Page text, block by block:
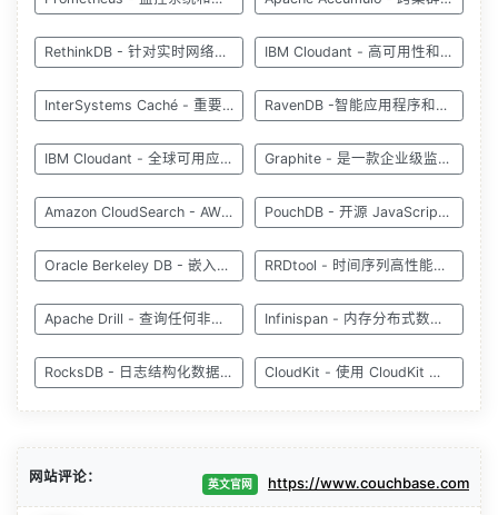
RethinkDB - 针对实时网络的开源数据库 IBM Cloudant - 高可用性和自动故障转移
InterSystems Caché - 重要应用程序的数据库 RavenDB -智能应用程序和智能查询
IBM Cloudant - 全球可用应用程序的数据层 Graphite - 是一款企业级监控工具
Amazon CloudSearch - AWS 云中托管的服务 PouchDB - 开源 JavaScript 数据库
Oracle Berkeley DB - 嵌入式键值数据库 RRDtool - 时间序列高性能数据记录
Apache Drill - 查询任何非关系数据存储 Infinispan - 内存分布式数据库
RocksDB - 日志结构化数据库引擎 CloudKit - 使用 CloudKit 构建应用程序
网站评论： 英文官网 https://www.couchbase.com